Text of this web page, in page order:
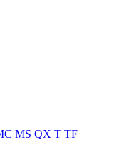
MS QX T TF